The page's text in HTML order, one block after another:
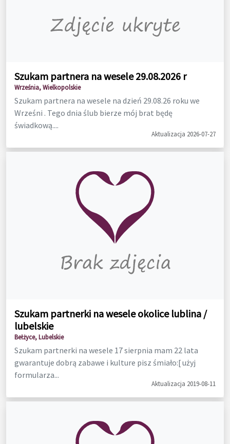
Szukam partnera na wesele 29.08.2026 r
Września, Wielkopolskie
Szukam partnera na wesele na dzień 29.08.26 roku we
Wrześni . Tego dnia ślub bierze mój brat będę
świadkową....
Aktualizacja 2026-07-27
Szukam partnerki na wesele okolice lublina /
lubelskie
Bełżyce, Lubelskie
Szukam partnerki na wesele 17 sierpnia mam 22 lata
gwarantuje dobrą zabawe i kulture pisz śmiało:[ użyj
formularza...
Aktualizacja 2019-08-11